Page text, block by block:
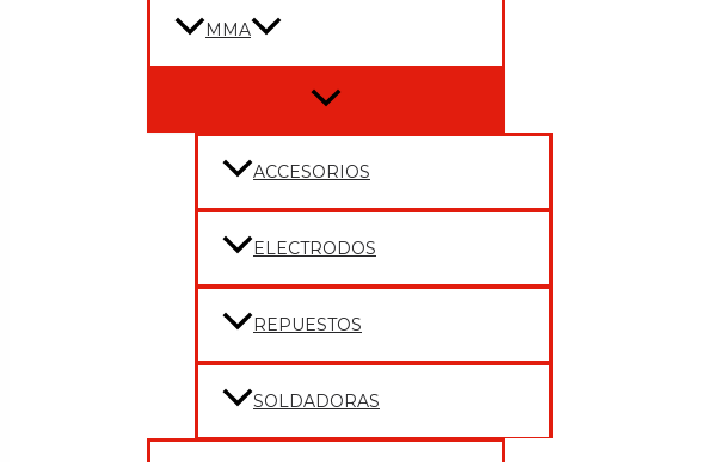
MMA
Menu
ACCESORIOS
ELECTRODOS
REPUESTOS
SOLDADORAS